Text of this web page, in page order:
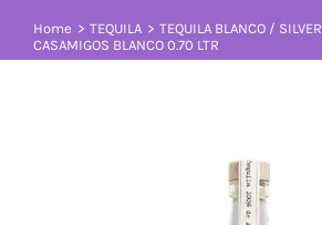
Home TEQUILA
TEQUILA BLANCO / SILVER
CASAMIGOS BLANCO 0.70 LTR